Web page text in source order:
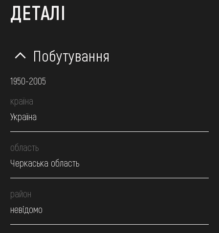
ДЕТАЛІ
Побутування
1950-2005
країна
Україна
область
Черкаська область
район
невідомо